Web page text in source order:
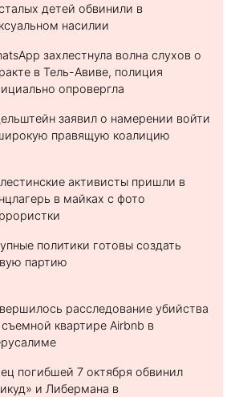
детей обвинили в
насилии
захлестнула волна слухов о
в Тель-Авиве, полиция
опровергла
заявил о намерении войти
правящую коалицию
активисты пришли в
в майках с фото
политики готовы создать
партию
расследование убийства
съемной квартире Airbnb в
погибшей 7 октября обвинил
и Либермана в